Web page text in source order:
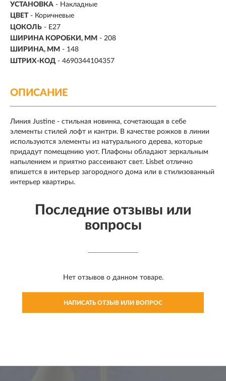
УСТАНОВКА - Накладные
ЦВЕТ - Коричневые
ЦОКОЛЬ - E27
ШИРИНА КОРОБКИ, ММ - 208
ШИРИНА, ММ - 148
ШТРИХ-КОД - 4690344104357
ОПИСАНИЕ
Линия Justine - стильная новинка, сочетающая в себе
элементы стилей лофт и кантри. В качестве рожков в линии
используются элементы из натурального дерева, которые
придадут помещению уют. Плафоны обладают зеркальным
напылением и приятно рассеивают свет. Lisbet отлично
впишется в интерьер загородного дома или в стилизованный
интерьер квартиры.
Последние отзывы или
вопросы
Нет отзывов о данном товаре.
НАПИСАТЬ ОТЗЫВ ИЛИ ВОПРОС